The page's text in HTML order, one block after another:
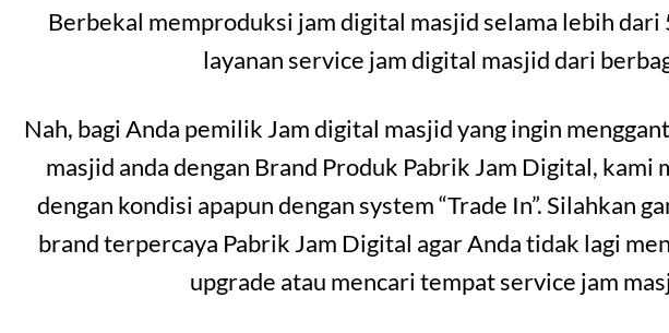
Berbekal memproduksi jam digital masjid selama lebih
layanan service jam digital masjid dari
Nah, bagi Anda pemilik Jam digital masjid yang ingin
masjid anda dengan Brand Produk Pabrik Jam Digital, kami
dengan kondisi apapun dengan system “Trade In”. Silahkan
brand terpercaya Pabrik Jam Digital agar Anda tidak lagi
upgrade atau mencari tempat service jam